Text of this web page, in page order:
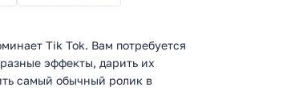
Tik Tok. Вам потребуется
эффекты, дарить их
самый обычный ролик в